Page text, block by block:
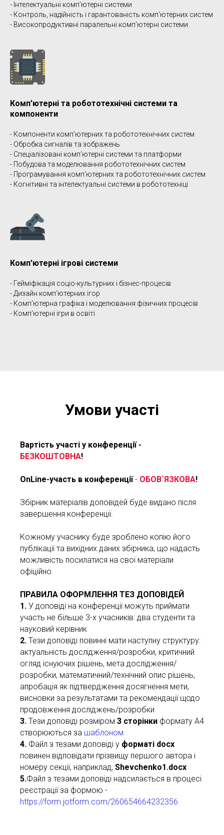
- Інтелектуальні комп'ютерні системи
- Контроль, надійність і гарантованість комп'ютерних систем
- Високопродуктивні паралельні комп'ютерні системи
Комп'ютерні та робототехнічні системи та
компоненти
- Компоненти комп'ютерних та робототехнічних систем
- Обробка сигналів та зображень
- Спеціалізовані комп'ютерні системи та платформи
- Побудова та моделювання робототехнічних систем
- Програмування комп'ютерних та робототехнічних систем
- Когнітивні та інтелектуальні системи в робототехніці
Комп'ютерні ігрові системи
- Гейміфікація соціо-культурних і бізнес-процесів
- Дизайн комп'ютерних ігор
- Комп'ютерна графіка і моделювання фізичних процесів
- Комп'ютерні ігри в освіті
Умови участі
Вартість участі у конференції -
БЕЗКОШТОВНА!
OnLine-участь в конференції- ОБОВ`ЯЗКОВА!
Збірник матеріалів доповідей буде видано після
завершення конференції.
Кожному учаснику буде зроблено копію його
публікації та вихідних даних збірника, що надасть
можливість посилатися на свої матеріали
офіційно.
ПРАВИЛА ОФОРМЛЕННЯ ТЕЗ ДОПОВІДЕЙ
1. У доповіді на конференції можуть приймати
участь не більше 3-х учасників: два студенти та
науковий керівник
2. Тези доповіді повинні мати наступну структуру:
актуальність дослідження/розробки, критичний
огляд існуючих рішень, мета дослідження/
розробки, математичний/технічний опис рішень,
апробація як підтвердження досягнення мети,
висновки за результатами та рекомендації щодо
продовження досліджень/розробки
3. Тези доповіді розміром 3 сторінки формату А4
створюються за шаблоном
4. Файл з тезами доповіді у форматі docx
повинен відповідати прізвищу першого автора і
номеру секції, наприклад, Shevchenko1.docx
5.Файл з тезами доповіді надсилається в процесі
реєстрації за формою -
https://form.jotform.com/260654664232356